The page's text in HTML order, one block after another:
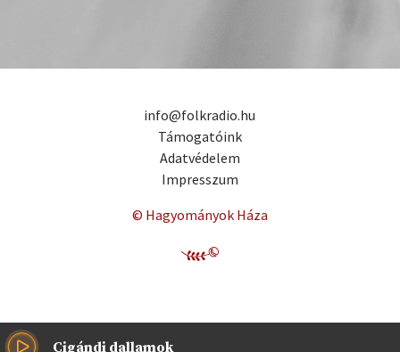
info@folkradio.hu
Támogatóink
Adatvédelem
Impresszum
© Hagyományok Háza
Cigándi dallamok